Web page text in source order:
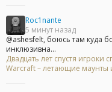
Roc1nante
5 минут назад
@ashesfelt, боюсь там куда
инклюзивна...
Двадцать лет спустя
Warcraft – летающие маунты